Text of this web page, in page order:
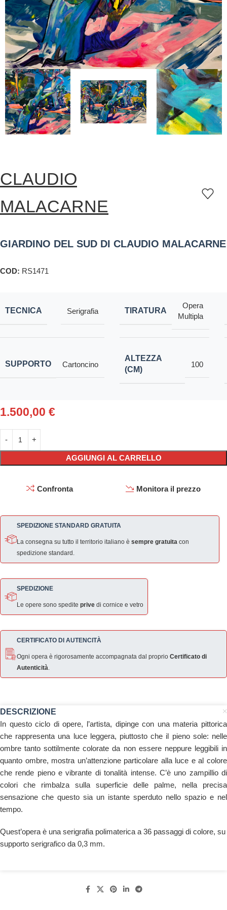
CLAUDIO
MALACARNE
GIARDINO DEL SUD DI CLAUDIO MALACARNE
COD: RS1471
TECNICA Serigrafia TIRATURA
Opera
Multipla
SUPPORTO Cartoncino
ALTEZZA
(CM)
100
1.500,00 €
AGGIUNGI AL CARRELLO
Confronta Monitora il prezzo
SPEDIZIONE STANDARD GRATUITA
La consegna su tutto il territorio italiano è sempre gratuita con
spedizione standard.
SPEDIZIONE
Le opere sono spedite prive di cornice e vetro
CERTIFICATO DI AUTENCITÀ
Ogni opera è rigorosamente accompagnata dal proprio Certificato di
Autenticità.
DESCRIZIONE
In questo ciclo di opere, l’artista, dipinge con una materia pittorica
che rappresenta una luce leggera, piuttosto che il pieno sole: nelle
ombre tanto sottilmente colorate da non essere neppure leggibili in
quanto ombre, mostra un’attenzione particolare alla luce e al colore
che rende pieno e vibrante di tonalità intense. C’è uno zampillio di
colori che rimbalza sulla superficie delle palme, nella precisa
sensazione che questo sia un istante sperduto nello spazio e nel
tempo.
Quest’opera è una serigrafia polimaterica a 36 passaggi di colore, su
supporto serigrafico da 0,3 mm.